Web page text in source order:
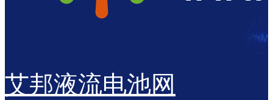
艾邦液流电池网